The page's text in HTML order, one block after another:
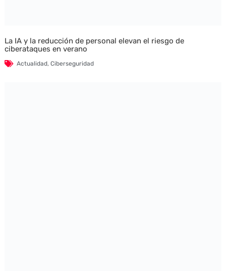
La IA y la reducción de personal elevan el riesgo de
ciberataques en verano
Actualidad, Ciberseguridad